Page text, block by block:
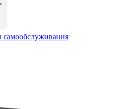
самообслуживания